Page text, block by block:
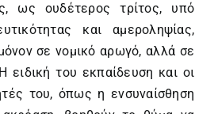
ως ουδέτερος τρίτος, υπό
και αμεροληψίας,
σε νομικό αρωγό, αλλά σε
ειδική του εκπαίδευση και οι
του, όπως η ενσυναίσθηση